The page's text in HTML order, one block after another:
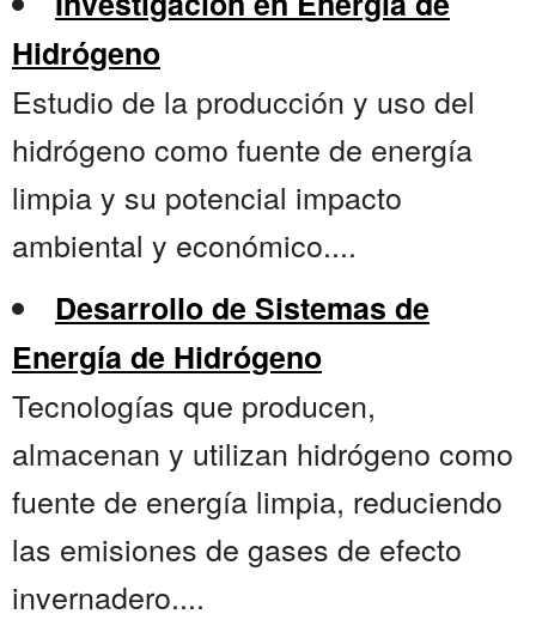
Hidrógeno
Estudio de la producción y uso del
hidrógeno como fuente de energía
limpia y su potencial impacto
ambiental y económico....
Desarrollo de Sistemas de
Energía de Hidrógeno
Tecnologías que producen,
almacenan y utilizan hidrógeno como
fuente de energía limpia, reduciendo
las emisiones de gases de efecto
invernadero....